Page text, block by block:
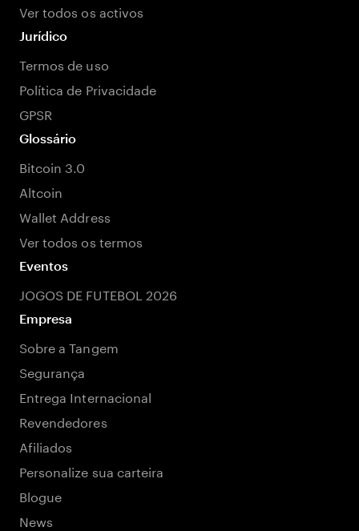
Ver todos os activos
Jurídico
Termos de uso
Política de Privacidade
GPSR
Glossário
Bitcoin 3.0
Altcoin
Wallet Address
Ver todos os termos
Eventos
JOGOS DE FUTEBOL 2026
Empresa
Sobre a Tangem
Segurança
Entrega Internacional
Revendedores
Afiliados
Personalize sua carteira
Blogue
News